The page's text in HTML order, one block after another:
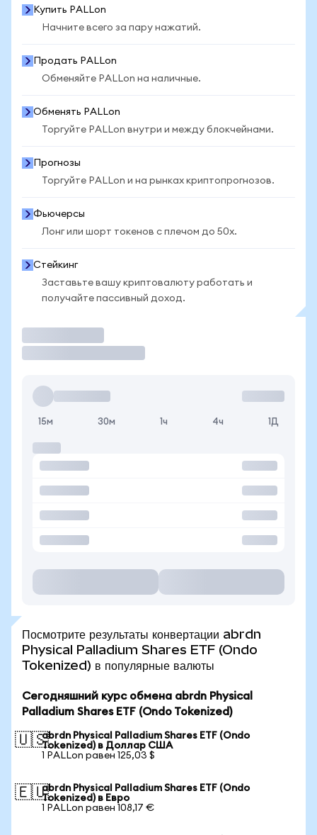
Купить PALLon
Начните всего за пару нажатий.
Продать PALLon
Обменяйте PALLon на наличные.
Обменять PALLon
Торгуйте PALLon внутри и между блокчейнами.
Прогнозы
Торгуйте PALLon и на рынках криптопрогнозов.
Фьючерсы
Лонг или шорт токенов с плечом до 50x.
Стейкинг
Заставьте вашу криптовалюту работать и
получайте пассивный доход.
15м 30м 1ч 4ч 1Д
Посмотрите результаты конвертации abrdn
Physical Palladium Shares ETF (Ondo
Tokenized) в популярные валюты
Сегодняшний курс обмена abrdn Physical
Palladium Shares ETF (Ondo Tokenized)
🇺🇸abrdn Physical Palladium Shares ETF (Ondo
Tokenized) в Доллар США
1 PALLon равен 125,03 $
🇪🇺abrdn Physical Palladium Shares ETF (Ondo
Tokenized) в Евро
1 PALLon равен 108,17 €